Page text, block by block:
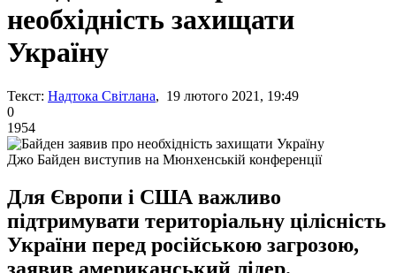
необхідність захищати
Україну
Текст: Надтока Світлана, 19 лютого 2021, 19:49
0
1954
Джо Байден виступив на Мюнхенській конференції
Для Європи і США важливо
підтримувати територіальну цілісність
України перед російською загрозою,
заявив американський лідер.